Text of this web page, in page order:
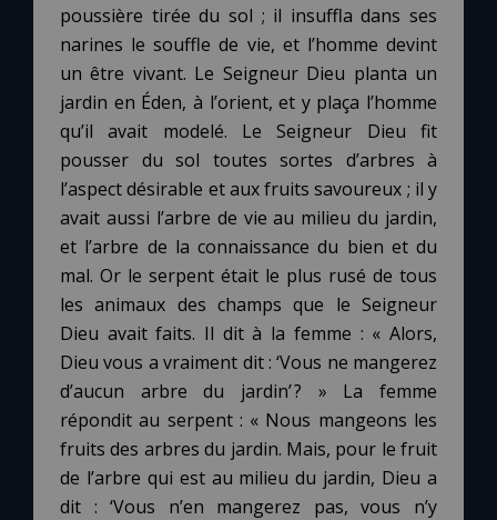
Prier au quotidien
Avec Thérèse de Lisieux
L'Évangile chaque jour
Les premiers samedis du mois
Marie qui défait les nœuds
Me consacrer à Jésus par Marie
Mes intentions de prière
Une Minute avec Marie
poussière tirée du sol ; il insuffla dans ses
narines le souffle de vie, et l’homme devint
un être vivant. Le Seigneur Dieu planta un
jardin en Éden, à l’orient, et y plaça l’homme
qu’il avait modelé. Le Seigneur Dieu fit
pousser du sol toutes sortes d’arbres à
l’aspect désirable et aux fruits savoureux ; il y
avait aussi l’arbre de vie au milieu du jardin,
et l’arbre de la connaissance du bien et du
mal. Or le serpent était le plus rusé de tous
les animaux des champs que le Seigneur
Dieu avait faits. Il dit à la femme : « Alors,
Dieu vous a vraiment dit : ‘Vous ne mangerez
d’aucun arbre du jardin’ ? » La femme
répondit au serpent : « Nous mangeons les
fruits des arbres du jardin. Mais, pour le fruit
de l’arbre qui est au milieu du jardin, Dieu a
dit : ‘Vous n’en mangerez pas, vous n’y